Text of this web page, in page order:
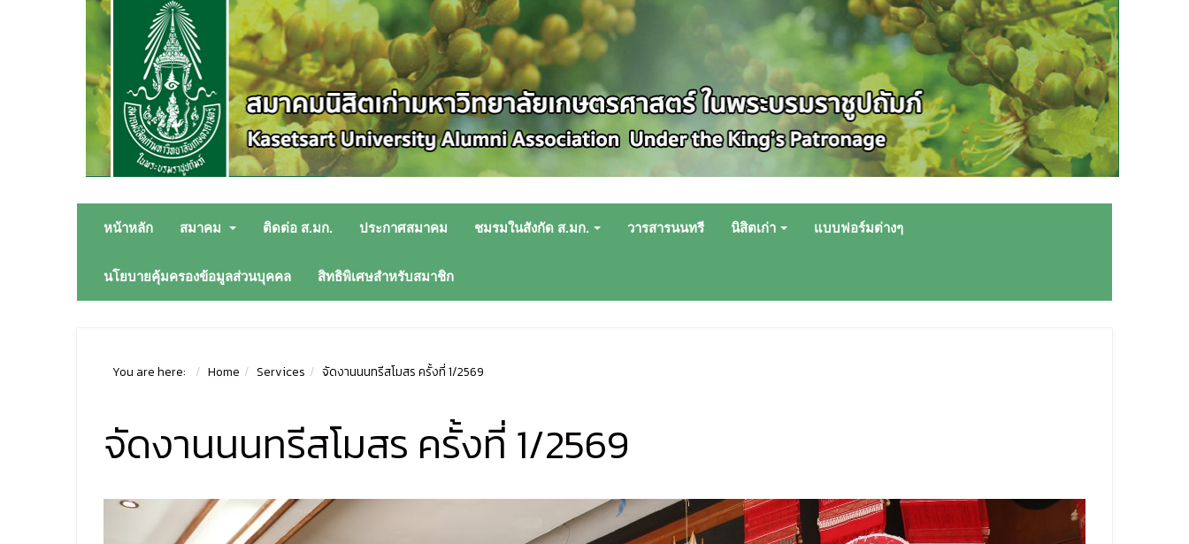
หน้าหลัก สมาคม ติดต่อ ส.มก. ประกาศสมาคม ชมรมในสังกัด ส.มก. วารสารนนทรี นิสิตเก่า แบบฟอร์มต่างๆ
นโยบายคุ้มครองข้อมูลส่วนบุคคล สิทธิพิเศษสำหรับสมาชิก
You are here: Home Services จัดงานนนทรีสโมสร ครั้งที่ 1/2569
จัดงานนนทรีสโมสร ครั้งที่ 1/2569